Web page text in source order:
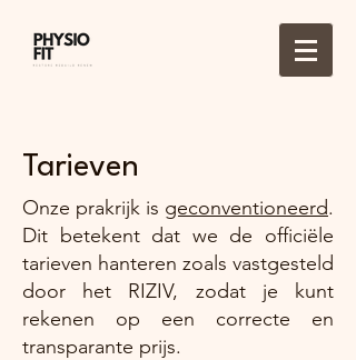
Tarieven
Onze prakrijk is geconventioneerd.
Dit betekent dat we de officiële
tarieven hanteren zoals vastgesteld
door het RIZIV, zodat je kunt
rekenen op een correcte en
transparante prijs.